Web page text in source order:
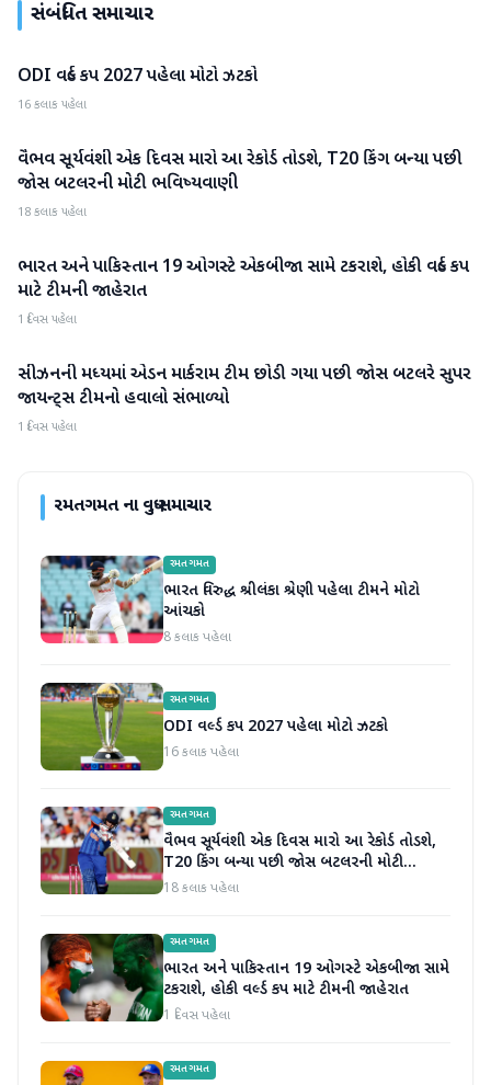
સંબંધિત સમાચાર
રમતગમત
ODI વર્લ્ડ કપ 2027 પહેલા મોટો ઝટકો
16 કલાક પહેલા
રમતગમત
વૈભવ સૂર્યવંશી એક દિવસ મારો આ રેકોર્ડ તોડશે, T20 કિંગ બન્યા પછી
જોસ બટલરની મોટી ભવિષ્યવાણી
18 કલાક પહેલા
રમતગમત
ભારત અને પાકિસ્તાન 19 ઓગસ્ટે એકબીજા સામે ટકરાશે, હોકી વર્લ્ડ કપ
માટે ટીમની જાહેરાત
1 દિવસ પહેલા
રમતગમત
સીઝનની મધ્યમાં એડન માર્કરામ ટીમ છોડી ગયા પછી જોસ બટલરે સુપર
જાયન્ટ્સ ટીમનો હવાલો સંભાળ્યો
1 દિવસ પહેલા
રમતગમતના વધુ સમાચાર
રમતગમત
ભારત વિરુદ્ધ શ્રીલંકા શ્રેણી પહેલા ટીમને મોટો
આંચકો
8 કલાક પહેલા
રમતગમત
ODI વર્લ્ડ કપ 2027 પહેલા મોટો ઝટકો
16 કલાક પહેલા
રમતગમત
વૈભવ સૂર્યવંશી એક દિવસ મારો આ રેકોર્ડ તોડશે,
T20 કિંગ બન્યા પછી જોસ બટલરની મોટી
ભવિષ્યવાણી
18 કલાક પહેલા
રમતગમત
ભારત અને પાકિસ્તાન 19 ઓગસ્ટે એકબીજા સામે
ટકરાશે, હોકી વર્લ્ડ કપ માટે ટીમની જાહેરાત
1 દિવસ પહેલા
રમતગમત